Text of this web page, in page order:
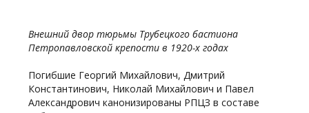
Внешний двор тюрьмы Трубецкого бастиона
Петропавловской крепости в 1920-х годах
Погибшие Георгий Михайлович, Дмитрий
Константинович, Николай Михайлович и Павел
Александрович канонизированы РПЦЗ в составе